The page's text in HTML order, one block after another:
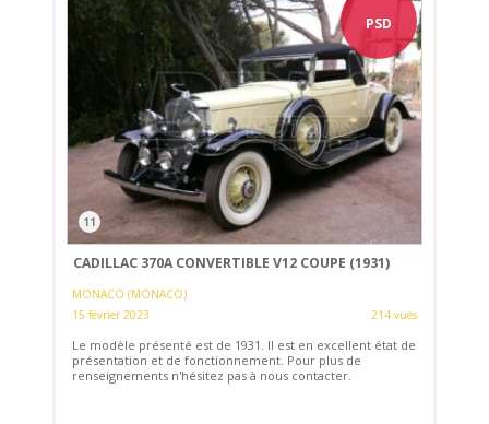
PSD
11
CADILLAC 370A CONVERTIBLE V12 COUPE (1931)
MONACO (MONACO)
15 février 2023
214 vues
Le modèle présenté est de 1931. Il est en excellent état de
présentation et de fonctionnement. Pour plus de
renseignements n'hésitez pas à nous contacter.